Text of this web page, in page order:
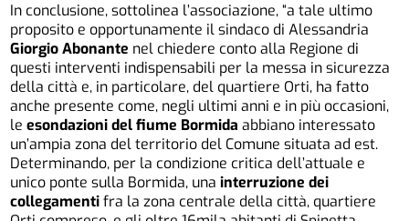
In conclusione, sottolinea l’associazione, “a tale ultimo
proposito e opportunamente il sindaco di Alessandria
Giorgio Abonante nel chiedere conto alla Regione di
questi interventi indispensabili per la messa in sicurezza
della città e, in particolare, del quartiere Orti, ha fatto
anche presente come, negli ultimi anni e in più occasioni,
leesondazioni del fiume Bormida abbiano interessato
un’ampia zona del territorio del Comune situata ad est.
Determinando, per la condizione critica dell’attuale e
unico ponte sulla Bormida, unainterruzione dei
collegamentifra la zona centrale della città, quartiere